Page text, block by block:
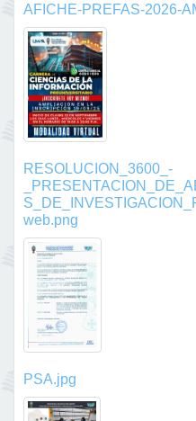
AFICHE-PREFAS-2026-
RESOLUCION_3600_-
web.png
PSA.jpg